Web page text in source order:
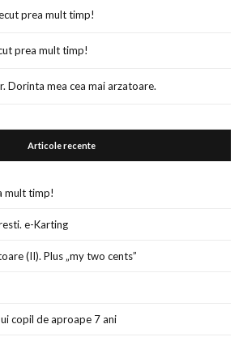
prea mult timp!
prea mult timp!
Dorinta mea cea mai arzatoare.
Articole recente
mult timp!
e-Karting
(II). Plus „my two cents”
copil de aproape 7 ani